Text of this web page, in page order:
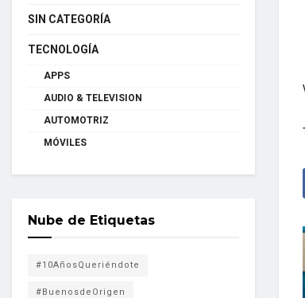
SIN CATEGORÍA
TECNOLOGÍA
APPS
AUDIO & TELEVISION
AUTOMOTRIZ
MÓVILES
Nube de Etiquetas
#10AñosQueriéndote
#BuenosdeOrigen